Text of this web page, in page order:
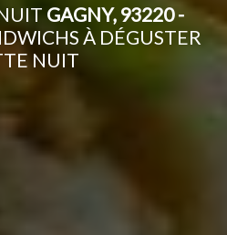
GAGNY, 93220 -
À DÉGUSTER
NUIT